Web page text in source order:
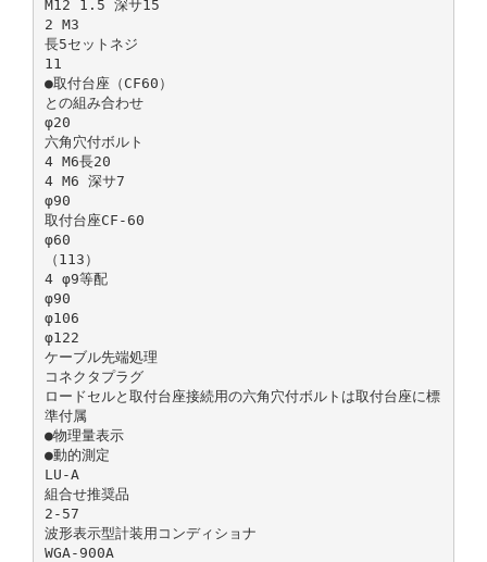
M12 1.5 深サ15
2 M3
長5セットネジ
11
●取付台座（CF­60）
との組み合わせ
φ20
六角穴付ボルト
4 M6長20
4 M6 深サ7
φ90
取付台座CF-60
φ60
（113）
4 φ9等配
φ90
φ106
φ122
ケーブル先端処理
コネクタプラグ
ロードセルと取付台座接続用の六角穴付ボルトは取付台座に標
準付属
●物理量表示
●動的測定
LU-A
組合せ推奨品
2-57
波形表示型計装用コンディショナ
WGA-900A